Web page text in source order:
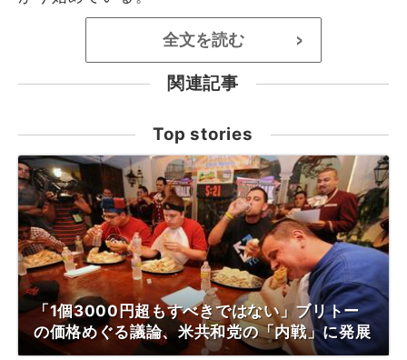
全文を読む >
関連記事
Top stories
「1個3000円超もすべきではない」ブリトー
の価格めぐる議論、米共和党の「内戦」に発展